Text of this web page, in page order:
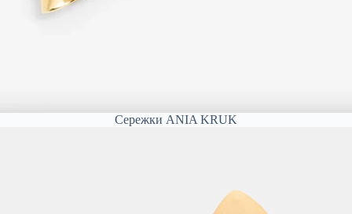
Сережки ANIA KRUK